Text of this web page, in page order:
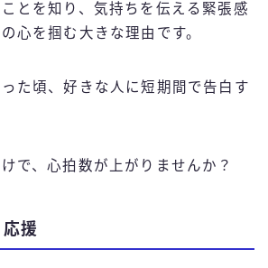
とを知り、気持ちを伝える緊張感
を掴む大きな理由です。
た頃、好きな人に短期間で告白す
で、心拍数が上がりませんか？
援